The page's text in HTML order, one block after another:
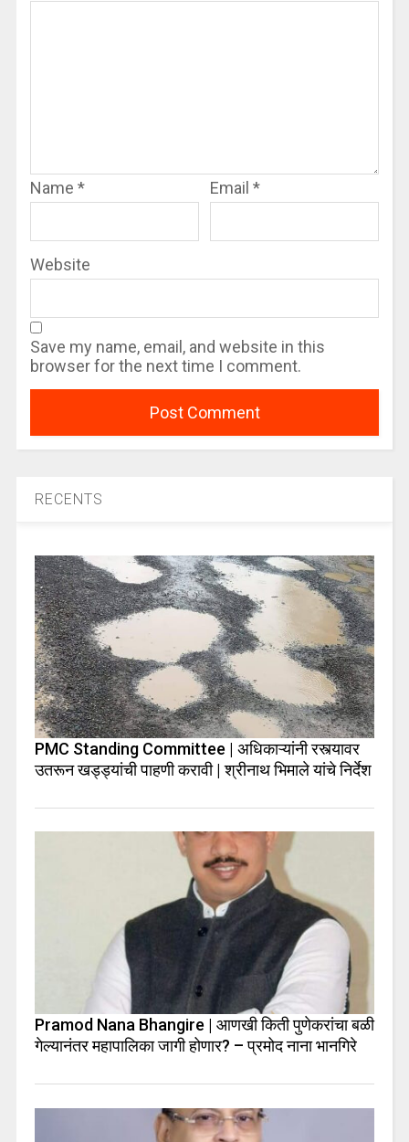
Name * Email *
Website
Save my name, email, and website in this
browser for the next time I comment.
RECENTS
PMC Standing Committee | अधिकाऱ्यांनी रस्त्यावर
उतरून खड्ड्यांची पाहणी करावी | श्रीनाथ भिमाले यांचे निर्देश
Pramod Nana Bhangire | आणखी किती पुणेकरांचा बळी
गेल्यानंतर महापालिका जागी होणार? – प्रमोद नाना भानगिरे